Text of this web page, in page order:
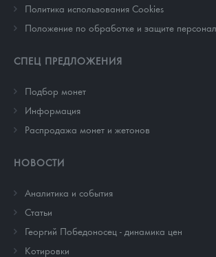
Политика использования Cookies
Положение по обработке и защите
СПЕЦ ПРЕДЛОЖЕНИЯ
Подбор монет
Информация
Распродажа монет и жетонов
НОВОСТИ
Аналитика и события
Cтатьи
Георгий Победоносец - динамика цен
Котировки